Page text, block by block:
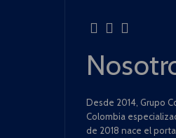
Desde 2014, Grupo
Colombia
de 2018 nace el